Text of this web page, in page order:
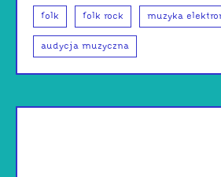
folk folk rock muzyka
audycja muzyczna